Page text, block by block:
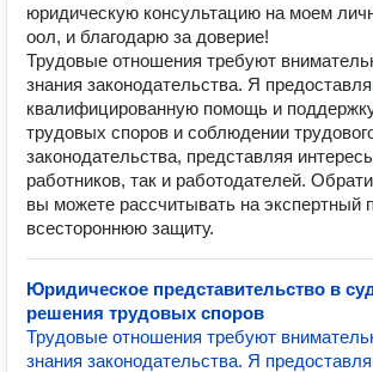
юридическую консультацию на моем
оол, и благодарю за доверие!
Трудовые отношения требуют
знания законодательства. Я
квалифицированную помощь и
трудовых споров и соблюдении
законодательства, представляя
работников, так и работодателей.
вы можете рассчитывать на экспертный
всестороннюю защиту.
Юридическое представительство в
решения трудовых споров
Трудовые отношения требуют
знания законодательства. Я